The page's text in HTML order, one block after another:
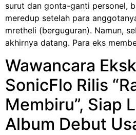
surut dan gonta-ganti personel,
meredup setelah para
mretheli (berguguran). Namun,
akhirnya datang. Para eks
Wawancara
SonicFlo Rilis
Membiru”, Siap
Album Debut